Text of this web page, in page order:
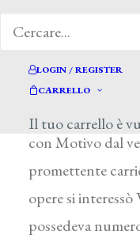
LOGIN / REGISTER
CARRELLO
Il tuo carrello è
RAPETTI
Alunno di G.
l’Accademia
con Motivo dal
promettente
opere si
possedeva